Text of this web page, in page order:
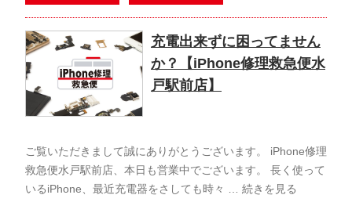
充電出来ずに困ってません
か？【iPhone修理救急便水
戸駅前店】
ご覧いただきまして誠にありがとうございます。 iPhone修理
救急便水戸駅前店、本日も営業中でございます。 長く使って
いるiPhone、最近充電器をさしても時々 … 続きを見る